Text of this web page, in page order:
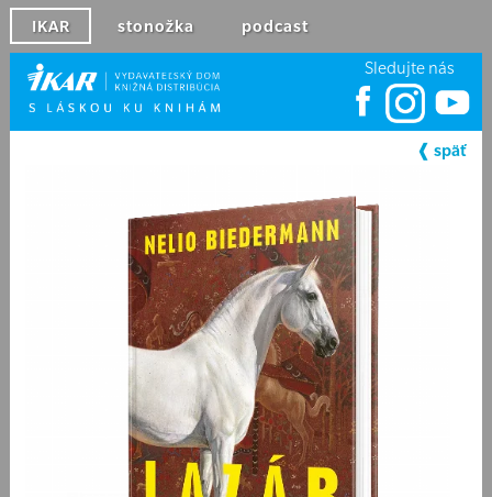
IKAR stonožka podcast
Sledujte nás
❰ späť